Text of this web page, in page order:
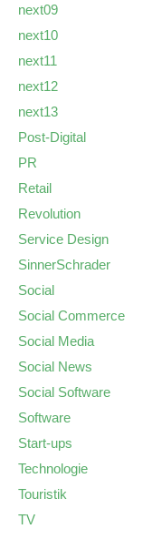
next09
next10
next11
next12
next13
Post-Digital
PR
Retail
Revolution
Service Design
SinnerSchrader
Social
Social Commerce
Social Media
Social News
Social Software
Software
Start-ups
Technologie
Touristik
TV